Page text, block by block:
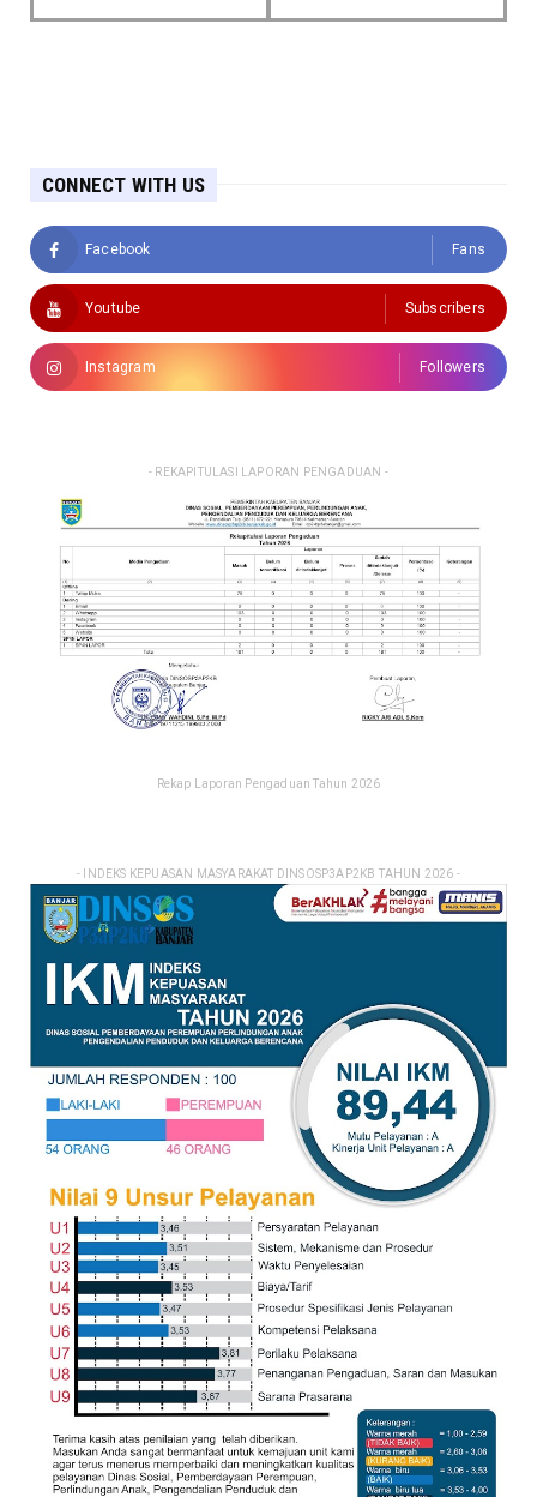
CONNECT WITH US
Facebook Fans
Youtube Subscribers
Instagram Followers
- REKAPITULASI LAPORAN PENGADUAN -
Rekap Laporan Pengaduan Tahun 2026
- INDEKS KEPUASAN MASYARAKAT DINSOSP3AP2KB TAHUN 2026 -